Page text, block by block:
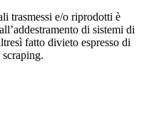
trasmessi e/o riprodotti è
di sistemi di
fatto divieto espresso di